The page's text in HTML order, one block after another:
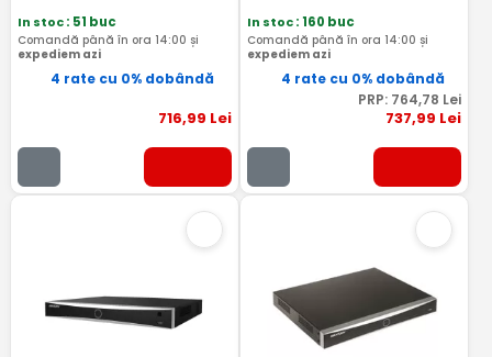
In stoc: 51 buc
Comandă până în ora 14:00 și
expediem azi
4 rate cu 0% dobândă
716,99 Lei
In stoc: 160 buc
Comandă până în ora 14:00 și
expediem azi
4 rate cu 0% dobândă
PRP: 764,78 Lei
737,99 Lei